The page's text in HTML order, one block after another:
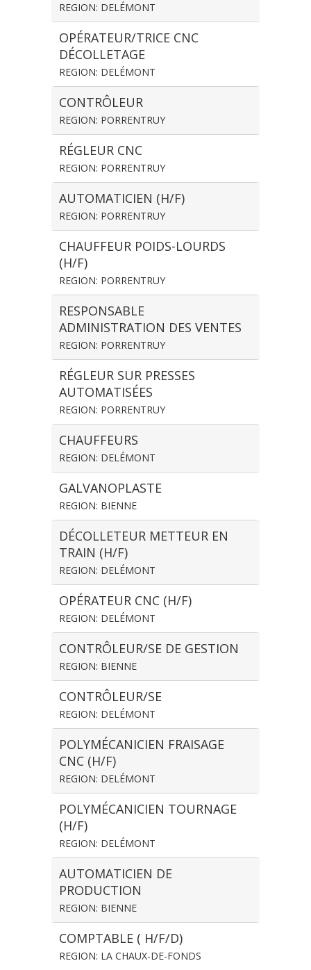
REGION: DELÉMONT
OPÉRATEUR/TRICE CNC
DÉCOLLETAGE
REGION: DELÉMONT
CONTRÔLEUR
REGION: PORRENTRUY
RÉGLEUR CNC
REGION: PORRENTRUY
AUTOMATICIEN (H/F)
REGION: PORRENTRUY
CHAUFFEUR POIDS-LOURDS
(H/F)
REGION: PORRENTRUY
RESPONSABLE
ADMINISTRATION DES VENTES
REGION: PORRENTRUY
RÉGLEUR SUR PRESSES
AUTOMATISÉES
REGION: PORRENTRUY
CHAUFFEURS
REGION: DELÉMONT
GALVANOPLASTE
REGION: BIENNE
DÉCOLLETEUR METTEUR EN
TRAIN (H/F)
REGION: DELÉMONT
OPÉRATEUR CNC (H/F)
REGION: DELÉMONT
CONTRÔLEUR/SE DE GESTION
REGION: BIENNE
CONTRÔLEUR/SE
REGION: DELÉMONT
POLYMÉCANICIEN FRAISAGE
CNC (H/F)
REGION: DELÉMONT
POLYMÉCANICIEN TOURNAGE
(H/F)
REGION: DELÉMONT
AUTOMATICIEN DE
PRODUCTION
REGION: BIENNE
COMPTABLE ( H/F/D)
REGION: LA CHAUX-DE-FONDS